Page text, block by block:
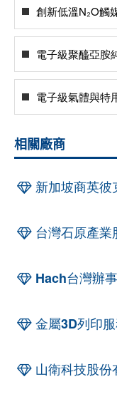
創新低溫N₂O觸
電子級聚醯亞胺
電子級氣體與特
相關廠商
新加坡商英彼
台灣石原產業
Hach台灣辦
金屬3D列印
山衛科技股份